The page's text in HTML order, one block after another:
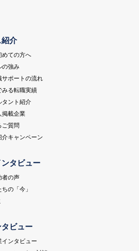
介
めての方へ
の強み
サポートの流れ
みる転職実績
タント紹介
掲載企業
ご質問
介キャンペーン
タビュー
者の声
の「今」
ビュー
インタビュー